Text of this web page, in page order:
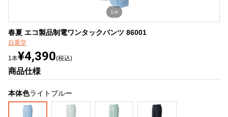
1/4
春夏 エコ製品制電ワンタックパンツ 86001
自重堂
1本¥4,390(税込)
商品仕様
本体色ライトブルー